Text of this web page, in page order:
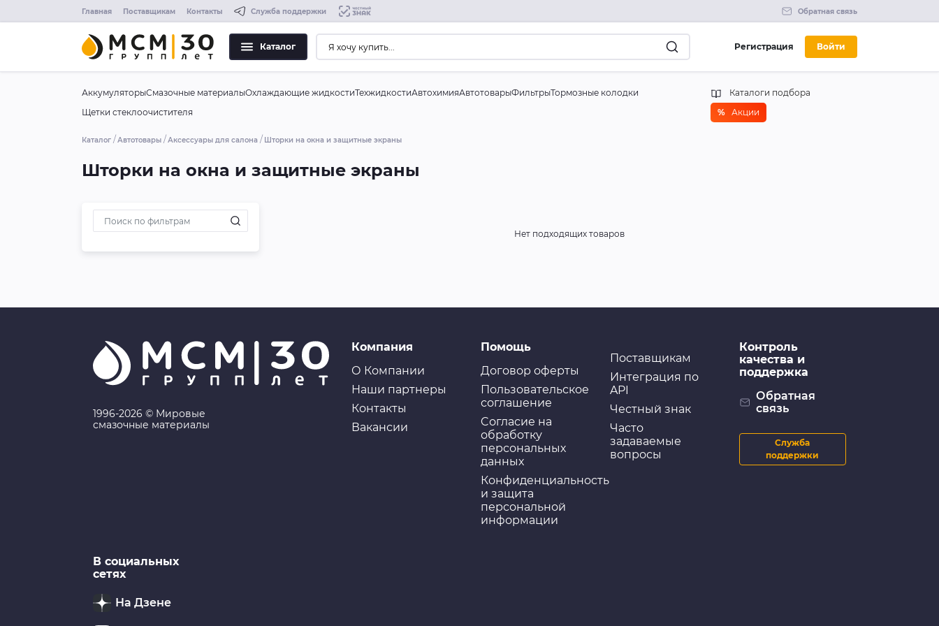
Главная Поставщикам Контакты Служба поддержки Обратная связь
Каталог Регистрация Войти
АккумуляторыСмазочные материалыОхлаждающие жидкостиТехжидкостиАвтохимияАвтотоварыФильтрыТормозные колодки
Щетки стеклоочистителя
Каталоги подбора
% Акции
Каталог Автотовары Аксессуары для салона Шторки на окна и защитные экраны
Шторки на окна и защитные экраны
Нет подходящих товаров
1996-2026 © Мировые
смазочные материалы
Компания
О Компании
Наши партнеры
Контакты
Вакансии
Помощь
Договор оферты
Пользовательское
соглашение
Cогласие на
обработку
персональных
данных
Конфиденциальность
и защита
персональной
информации
Поставщикам
Интеграция по
API
Честный знак
Часто
задаваемые
вопросы
Контроль
качества и
поддержка
Обратная
связь
Служба
поддержки
В социальных
сетях
На Дзене